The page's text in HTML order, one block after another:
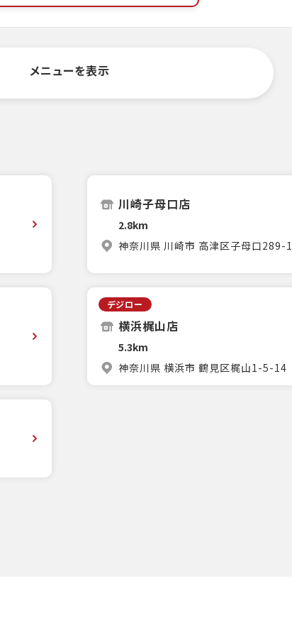
メニューを表示
川崎子母口店
2.8km
神奈川県 川崎市 高津区子母口289-1
デジロー
横浜梶山店
5.3km
神奈川県 横浜市 鶴見区梶山1-5-14